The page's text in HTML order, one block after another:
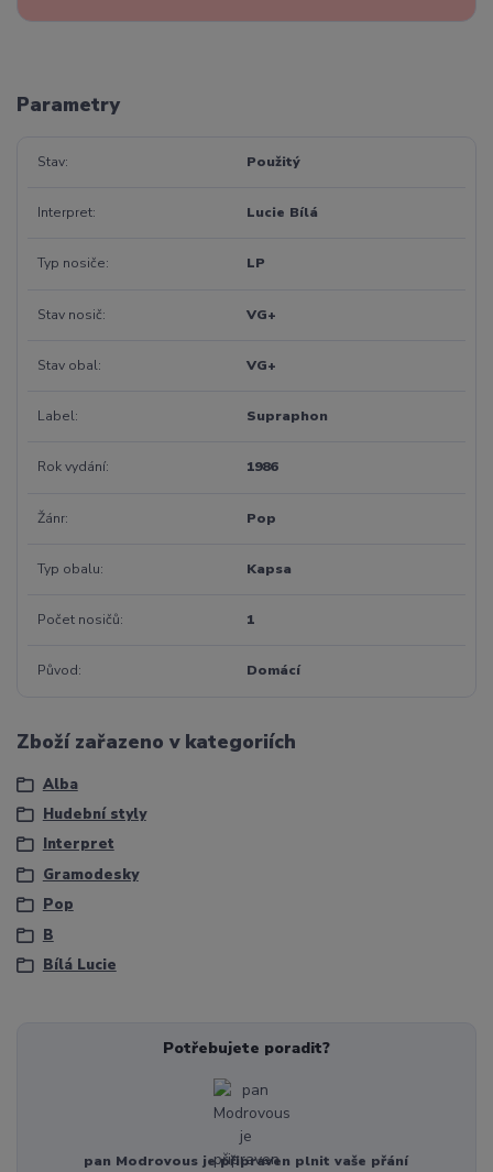
Parametry
Stav Použitý
Interpret Lucie Bílá
Typ nosiče LP
Stav nosič VG+
Stav obal VG+
Label Supraphon
Rok vydání 1986
Žánr Pop
Typ obalu Kapsa
Počet nosičů 1
Původ Domácí
Zboží zařazeno v kategoriích
Alba
Hudební styly
Interpret
Gramodesky
Pop
B
Bílá Lucie
Potřebujete poradit?
pan Modrovous je připraven plnit vaše přání